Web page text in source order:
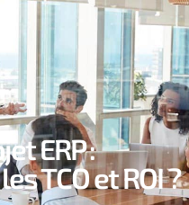
ERP :
TCO et ROI ?